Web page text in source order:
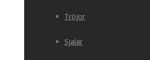
Tröjor
Sjalar